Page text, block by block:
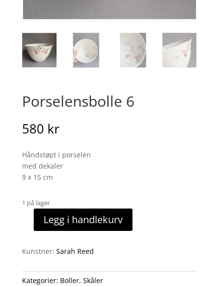
Porselensbolle 6
580 kr
Håndstøpt i porselen
med dekaler
9 x 15 cm
1 på lager
Porselensbolle
antall
Legg i handlekurv
Kunstner: Sarah Reed
Kategorier: Boller, Skåler